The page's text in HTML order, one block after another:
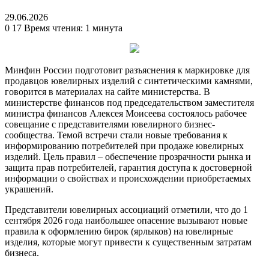
29.06.2026
0 17 Время чтения: 1 минута
Минфин России подготовит разъяснения к маркировке для
продавцов ювелирных изделий с синтетическими камнями,
говорится в материалах на сайте министерства. В
министерстве финансов под председательством заместителя
министра финансов Алексея Моисеева состоялось рабочее
совещание с представителями ювелирного бизнес-
сообщества. Темой встречи стали новые требования к
информированию потребителей при продаже ювелирных
изделий. Цель правил – обеспечение прозрачности рынка и
защита прав потребителей, гарантия доступа к достоверной
информации о свойствах и происхождении приобретаемых
украшений.
Представители ювелирных ассоциаций отметили, что до 1
сентября 2026 года наибольшее опасение вызывают новые
правила к оформлению бирок (ярлыков) на ювелирные
изделия, которые могут привести к существенным затратам
бизнеса.